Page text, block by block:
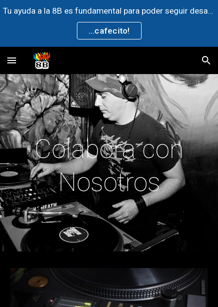
Skip to main content Skip to navigation
Tu ayuda a la 8B es fundamental para poder seguir desarrollando contenido de la comunidad artística, invitanos un ►
...cafecito!
Colabora con
Nosotros